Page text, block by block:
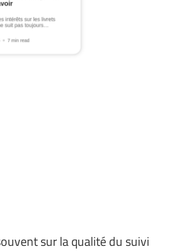
sur la qualité du suivi